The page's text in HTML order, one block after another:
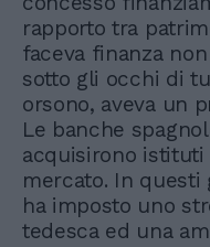
rapporto tra
faceva finanza
sotto gli occhi di
orsono, aveva un
Le banche
acquisirono
mercato. In questi
ha imposto uno
tedesca ed una